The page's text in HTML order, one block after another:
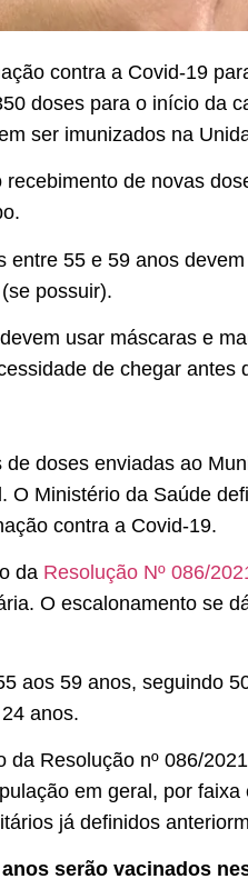
contra a Covid-19
doses para o início da
ser imunizados na
de novas
entre 55 e 59 anos
possuir).
usar máscaras e
de chegar
doses enviadas ao
O Ministério da Saúde
contra a Covid-19.
da Resolução Nº 086/
O escalonamento se
aos 59 anos, seguindo
anos.
Resolução nº 086/
em geral, por
já definidos
serão vacinados